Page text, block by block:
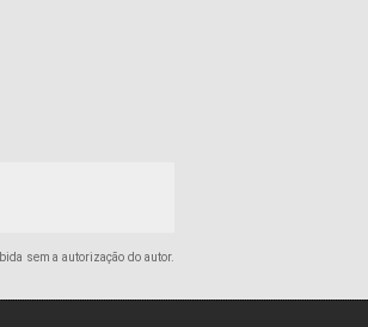
sem a autorização do autor.